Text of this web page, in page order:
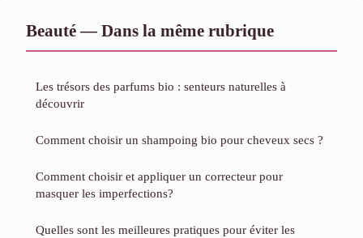
Beauté — Dans la même rubrique
Les trésors des parfums bio : senteurs naturelles à
découvrir
Comment choisir un shampoing bio pour cheveux secs ?
Comment choisir et appliquer un correcteur pour
masquer les imperfections?
Quelles sont les meilleures pratiques pour éviter les